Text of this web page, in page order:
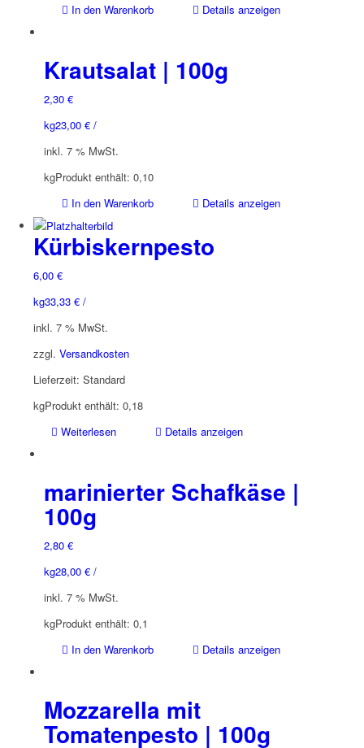
In den Warenkorb
Details anzeigen
Krautsalat | 100g
2,30 €
23,00 €/
kg
inkl. 7 % MwSt.
Produkt enthält: 0,10
kg
In den Warenkorb
Details anzeigen
Kürbiskernpesto
6,00 €
33,33 €/
kg
inkl. 7 % MwSt.
zzgl. Versandkosten
Lieferzeit: Standard
Produkt enthält: 0,18
kg
Weiterlesen
Details anzeigen
marinierter Schafkäse |
100g
2,80 €
28,00 €/
kg
inkl. 7 % MwSt.
Produkt enthält: 0,1
kg
In den Warenkorb
Details anzeigen
Mozzarella mit
Tomatenpesto | 100g